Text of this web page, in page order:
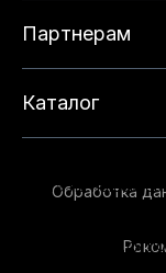
Партнерам
Каталог
Обработка
опыта на нашем
данный сайт, вы
технологий. Для